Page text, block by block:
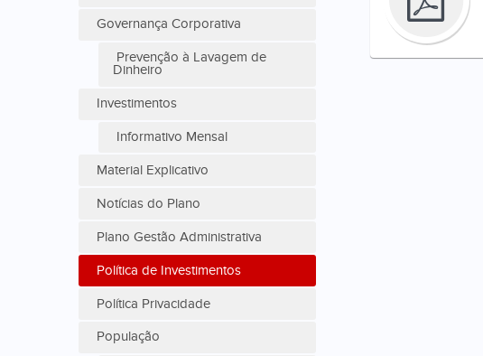
Governança Corporativa
Prevenção à Lavagem de
Dinheiro
Investimentos
Informativo Mensal
Material Explicativo
Notícias do Plano
Plano Gestão Administrativa
Política de Investimentos
Política Privacidade
População